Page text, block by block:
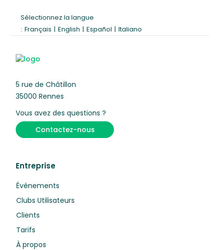
Sélectionnez la langue
: Français | English | Español | Italiano
5 rue de Châtillon
35000 Rennes
Vous avez des questions ?
Contactez-nous
Entreprise
Événements
Clubs Utilisateurs
Clients
Tarifs
À propos